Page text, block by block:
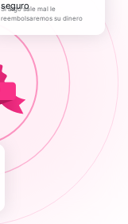
Si algo sale mal le
reembolsaremos su dinero